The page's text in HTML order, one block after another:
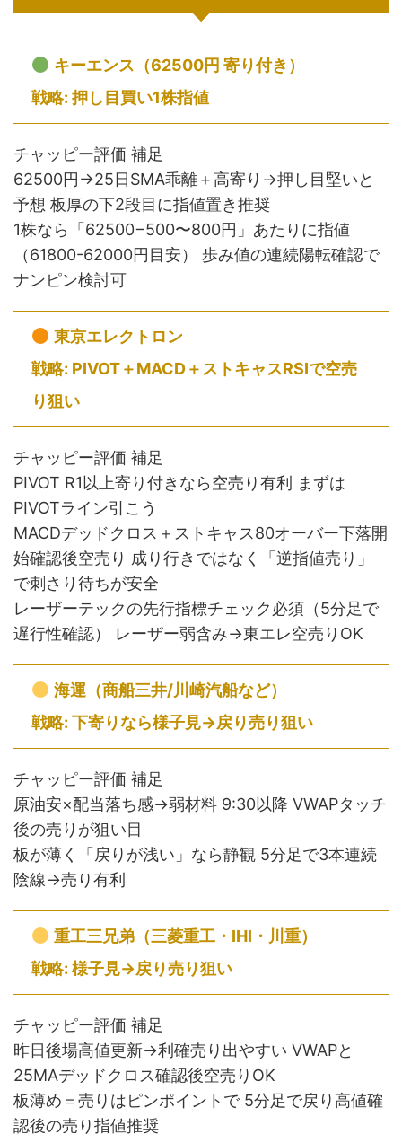
キーエンス（62500円 寄り付き）
戦略: 押し目買い1株指値
チャッピー評価 補足
62500円→25日SMA乖離＋高寄り→押し目堅いと
予想 板厚の下2段目に指値置き推奨
1株なら「62500−500〜800円」あたりに指値
（61800-62000円目安） 歩み値の連続陽転確認で
ナンピン検討可
東京エレクトロン
戦略: PIVOT＋MACD＋ストキャスRSIで空売
り狙い
チャッピー評価 補足
PIVOT R1以上寄り付きなら空売り有利 まずは
PIVOTライン引こう
MACDデッドクロス＋ストキャス80オーバー下落開
始確認後空売り 成り行きではなく「逆指値売り」
で刺さり待ちが安全
レーザーテックの先行指標チェック必須（5分足で
遅行性確認） レーザー弱含み→東エレ空売りOK
海運（商船三井/川崎汽船など）
戦略: 下寄りなら様子見→戻り売り狙い
チャッピー評価 補足
原油安×配当落ち感→弱材料 9:30以降 VWAPタッチ
後の売りが狙い目
板が薄く「戻りが浅い」なら静観 5分足で3本連続
陰線→売り有利
重工三兄弟（三菱重工・IHI・川重）
戦略: 様子見→戻り売り狙い
チャッピー評価 補足
昨日後場高値更新→利確売り出やすい VWAPと
25MAデッドクロス確認後空売りOK
板薄め＝売りはピンポイントで 5分足で戻り高値確
認後の売り指値推奨